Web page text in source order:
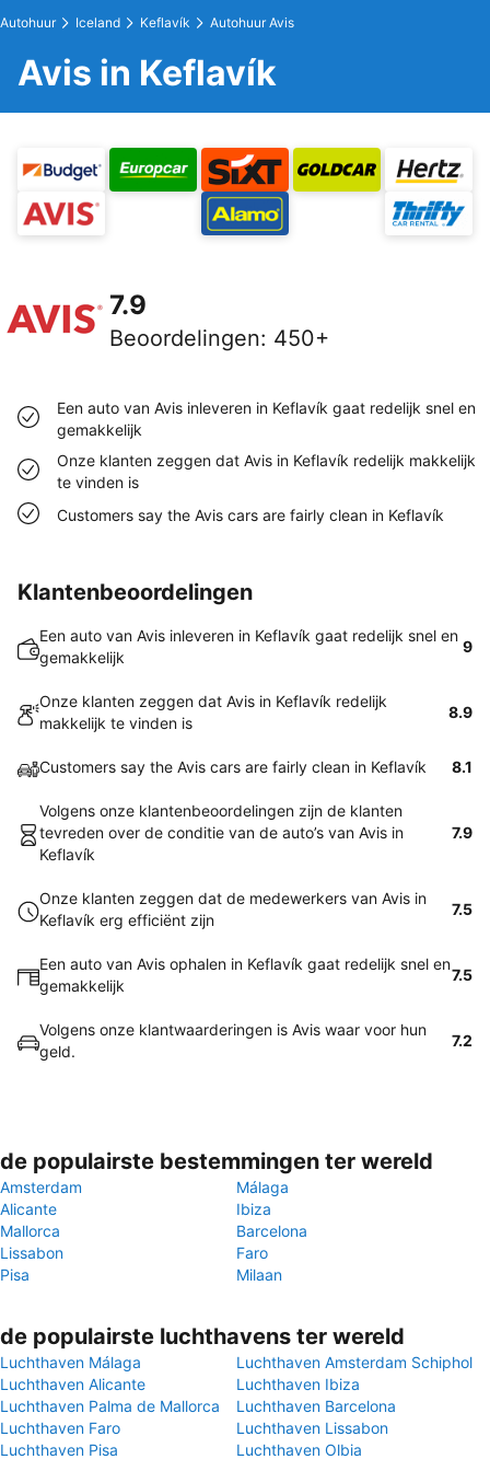
Autohuur Iceland Keflavík Autohuur Avis
Avis in Keflavík
7.9
Beoordelingen: 450+
Een auto van Avis inleveren in Keflavík gaat redelijk snel en
gemakkelijk
Onze klanten zeggen dat Avis in Keflavík redelijk makkelijk
te vinden is
Customers say the Avis cars are fairly clean in Keflavík
Klantenbeoordelingen
Een auto van Avis inleveren in Keflavík gaat redelijk snel en
gemakkelijk
9
Onze klanten zeggen dat Avis in Keflavík redelijk
makkelijk te vinden is
8.9
Customers say the Avis cars are fairly clean in Keflavík 8.1
Volgens onze klantenbeoordelingen zijn de klanten
tevreden over de conditie van de auto’s van Avis in
Keflavík
7.9
Onze klanten zeggen dat de medewerkers van Avis in
Keflavík erg efficiënt zijn
7.5
Een auto van Avis ophalen in Keflavík gaat redelijk snel en
gemakkelijk
7.5
Volgens onze klantwaarderingen is Avis waar voor hun
geld.
7.2
de populairste bestemmingen ter wereld
Amsterdam
Málaga
Alicante
Ibiza
Mallorca
Barcelona
Lissabon
Faro
Pisa
Milaan
de populairste luchthavens ter wereld
Luchthaven Málaga
Luchthaven Amsterdam Schiphol
Luchthaven Alicante
Luchthaven Ibiza
Luchthaven Palma de Mallorca
Luchthaven Barcelona
Luchthaven Faro
Luchthaven Lissabon
Luchthaven Pisa
Luchthaven Olbia